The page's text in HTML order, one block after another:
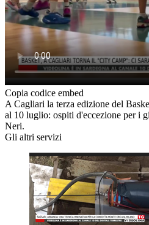
Copia codice embed
A Cagliari la terza edizione del
al 10 luglio: ospiti d'eccezione per i
Neri.
Gli altri servizi